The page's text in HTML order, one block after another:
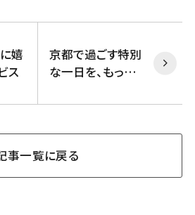
嬉
ス
京都で過ごす特別
な一日を、もっと
事一覧に戻る